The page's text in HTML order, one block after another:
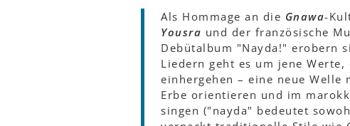
Als Hommage an die Gnawa-
Yousra und der französische
Debütalbum "Nayda!" erobern
Liedern geht es um jene
einhergehen – eine neue
Erbe orientieren und im
singen ("nayda" bedeutet